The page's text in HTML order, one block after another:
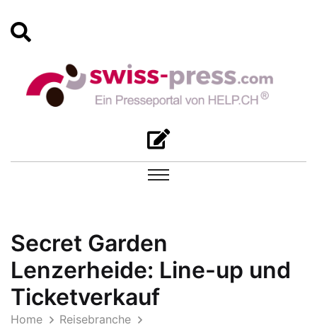
Secret Garden
Lenzerheide: Line-up und
Ticketverkauf
Home
Reisebranche